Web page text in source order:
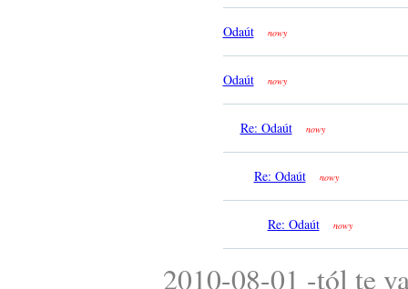
Odaút nowy
Odaút nowy
Re: Odaút nowy
Re: Odaút nowy
Re: Odaút nowy
2010-08-01 -tól te